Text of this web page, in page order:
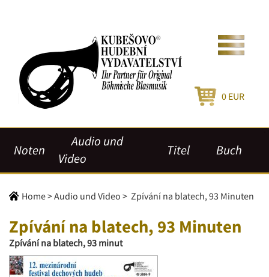
0 EUR
Noten
Audio und
Video
Titel Buch
Home>Audio und Video > Zpívání na blatech, 93 Minuten
Zpívání na blatech, 93 Minuten
Zpívání na blatech, 93 minut